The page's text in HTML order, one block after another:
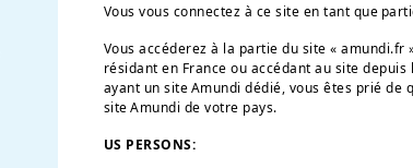
Vous vous connectez à ce site en tant que
Vous accéderez à la partie du site «
résidant en France ou accédant au site depuis
ayant un site Amundi dédié, vous êtes prié
site Amundi de votre pays.
US PERSONS:
monétaire ?
fonds investi en titres du marché
marché d'emprunt à court terme